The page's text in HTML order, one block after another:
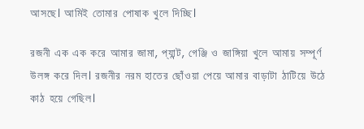
আসছে। আমিই তোমার পোষাক খুলে দিচ্ছি।
রজনী এক এক করে আমার জামা, প্যান্ট, গেঞ্জি ও জাঙ্গিয়া খুলে আমায় সম্পূর্ণ
উলঙ্গ করে দিল। রজনীর নরম হাতের ছোঁওয়া পেয়ে আমার বাড়াটা ঠাটিয়ে উঠে
কাঠ হয়ে গেছিল।